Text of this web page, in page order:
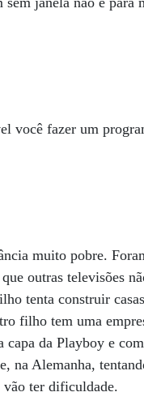
você fazer um
muito pobre.
outras televisões
tenta construir
filho tem uma
da Playboy e
na Alemanha,
vão ter dificuldade.